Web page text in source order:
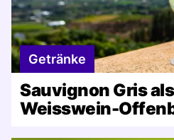
Getränke
Sauvignon Gris
Weisswein-